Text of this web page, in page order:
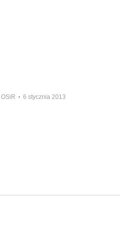
OSiR 6 stycznia 2013